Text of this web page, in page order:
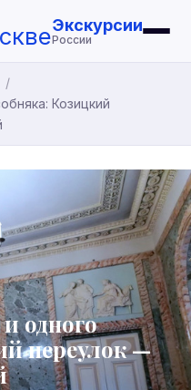
Экскурсии
России
Козицкий
одного
переулок —